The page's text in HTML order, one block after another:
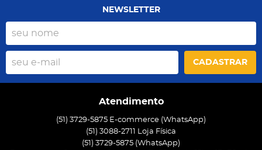
NEWSLETTER
CADASTRAR
Atendimento
(51) 3729-5875 E-commerce (WhatsApp)
(51) 3088-2711 Loja Física
(51) 3729-5875 (WhatsApp)